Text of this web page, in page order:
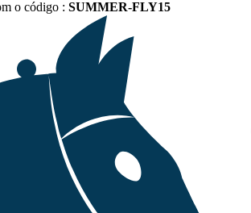
o código : SUMMER-FLY15